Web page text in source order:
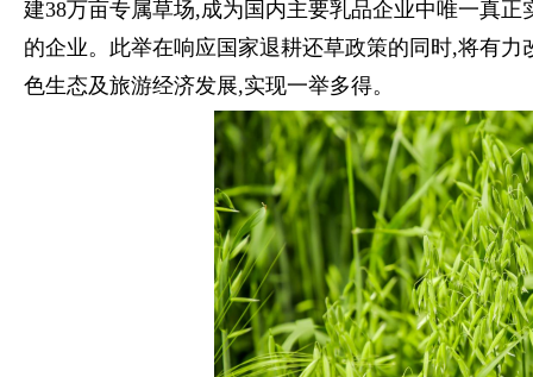
建38万亩专属草场,成为国内主要乳品企业中唯一真
的企业。此举在响应国家退耕还草政策的同时,将有
色生态及旅游经济发展,实现一举多得。